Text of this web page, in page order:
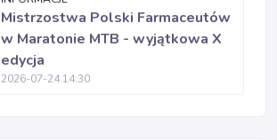
Mistrzostwa Polski Farmaceutów
w Maratonie MTB - wyjątkowa X
edycja
2026-07-24 14:30